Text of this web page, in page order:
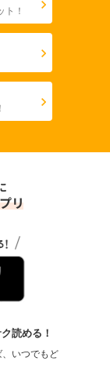
！
読める！
いつでもど